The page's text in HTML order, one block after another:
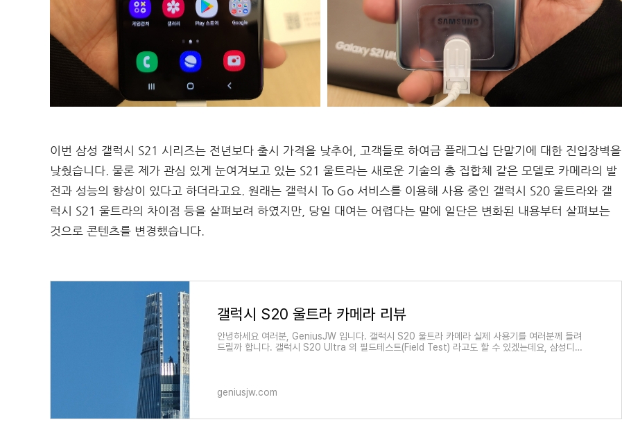
이번 삼성 갤럭시 S21 시리즈는 전년보다 출시 가격을 낮추어, 고객들로 하여금 플래그십 단말기에 대한 진입장벽을
낮췄습니다. 물론 제가 관심 있게 눈여겨보고 있는 S21 울트라는 새로운 기술의 총 집합체 같은 모델로 카메라의 발
전과 성능의 향상이 있다고 하더라고요. 원래는 갤럭시 To Go 서비스를 이용해 사용 중인 갤럭시 S20 울트라와 갤
럭시 S21 울트라의 차이점 등을 살펴보려 하였지만, 당일 대여는 어렵다는 말에 일단은 변화된 내용부터 살펴보는
것으로 콘텐츠를 변경했습니다.
갤럭시 S20 울트라 카메라 리뷰
안녕하세요 여러분, GeniusJW 입니다. 갤럭시 S20 울트라 카메라 실제 사용기를 여러분께 들려
드릴까 합니다. 갤럭시 S20 Ultra 의 필드테스트(Field Test) 라고도 할 수 있겠는데요, 삼성디지
geniusjw.com